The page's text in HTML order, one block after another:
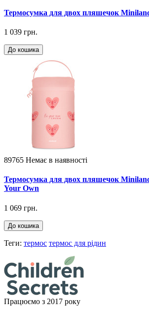
Термосумка для двох пляшечок
1 039 грн.
До кошика
89765 Немає в наявності
Термосумка для двох пляшечок
Your Own
1 069 грн.
До кошика
Теги: термос термос для рідин
Працюємо з 2017 року